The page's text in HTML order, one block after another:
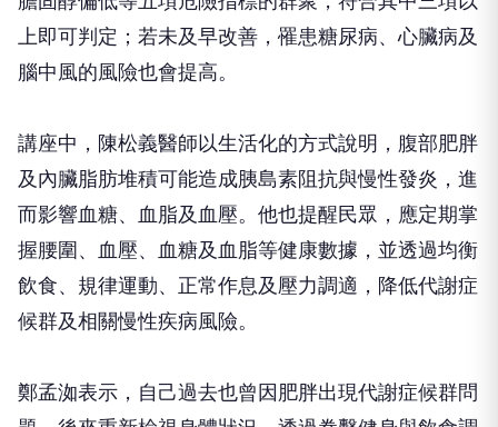
高、空腹血糖偏高、三酸甘油酯偏高及高密度脂蛋白
膽固醇偏低等五項危險指標的群聚，符合其中三項以
腦中風的風險也會提高。
講座中，陳松義醫師以生活化的方式說明，腹部肥胖
及內臟脂肪堆積可能造成胰島素阻抗與慢性發炎，進
而影響血糖、血脂及血壓。他也提醒民眾，應定期掌
握腰圍、血壓、血糖及血脂等健康數據，並透過均衡
候群及相關慢性疾病風險。